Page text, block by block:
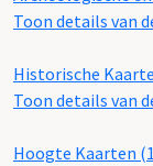
Toon details van
Historische
Toon details van
Hoogte Kaarten